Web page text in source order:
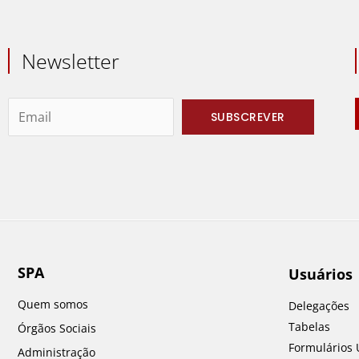
Newsletter
SPA
Quem somos
Órgãos Sociais
Administração
Usuários
Delegações
Tabelas
Formulários